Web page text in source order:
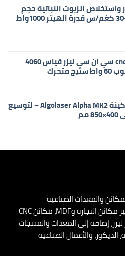
الزيوت النباتية حجم
كبير انتاج من 20-30 كغم/س قدرة الهيتر 1000واط
ماكنة cnc laser co2 سي ان سي ليزر قياس 4060
Extension Kit لماكينة Algolaser Alpha MK2 – لتوسيع
والمعدات الصناعية
شركة متخصصة في بيع وتجهيز مكائن النجارة وMDF، مكائن CNC
إضافة إلى المعدات والمنتجات
والأعمال الصناعية